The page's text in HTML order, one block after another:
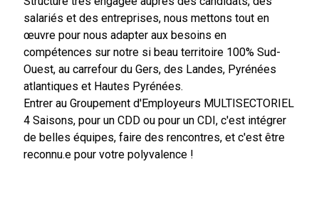
salariés et des entreprises, nous mettons tout en
œuvre pour nous adapter aux besoins en
compétences sur notre si beau territoire 100% Sud-
Ouest, au carrefour du Gers, des Landes, Pyrénées
atlantiques et Hautes Pyrénées.
Entrer au Groupement d'Employeurs MULTISECTORIEL
4 Saisons, pour un CDD ou pour un CDI, c'est intégrer
de belles équipes, faire des rencontres, et c'est être
reconnu.e pour votre polyvalence !